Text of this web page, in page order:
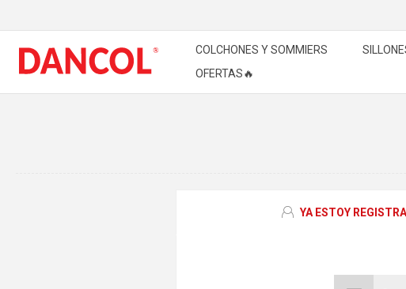
COLCHONES Y SOMMIERS
OFERTAS🔥
YA ESTOY